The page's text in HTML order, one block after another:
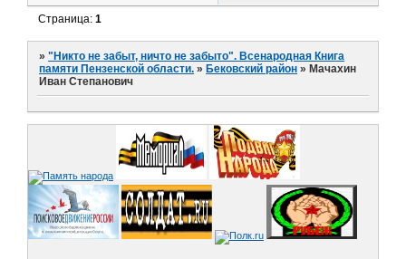
Страница:1
»"Никто не забыт, ничто не забыто". Всенародная Книга
памяти Пензенской области. » Бековский район » Мачахин
Иван Степанович